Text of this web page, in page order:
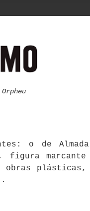
Orpheu
o de Almada
plásticas,